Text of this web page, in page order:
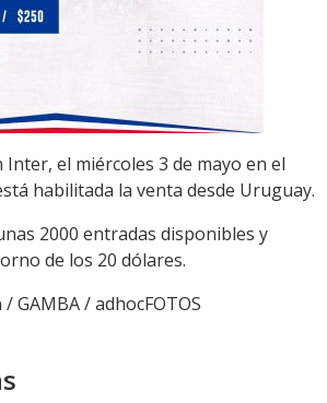
el miércoles 3 de mayo en el
habilitada la venta desde Uruguay.
2000 entradas disponibles y
de los 20 dólares.
GAMBA / adhocFOTOS